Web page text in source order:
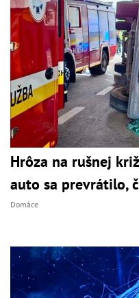
Hrôza na rušnej
auto sa prevrátilo,
Domáce